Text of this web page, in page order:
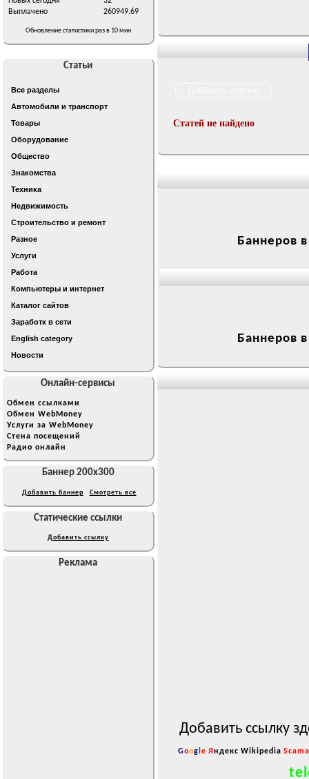
Выплачено
260949.69
Обновление статистики раз в 10 мин
Статьи
Все разделы
Автомобили и транспорт
Товары
Оборудование
Общество
Знакомства
Техника
Недвижимость
Строительство и ремонт
Разное
Услуги
Работа
Компьютеры и интернет
Каталог сайтов
Заработк в сети
English category
Новости
Онлайн-сервисы
Обмен ссылками
Обмен WebMoney
Услуги за WebMoney
Стена посещений
Радио онлайн
Баннер 200x300
Добавить баннер Смотреть все
Статические ссылки
Добавить ссылку
Реклама
Статей не найдено
Баннеров
Баннеров
Добавить ссылку
Goog e Я ндекс Wikipedia